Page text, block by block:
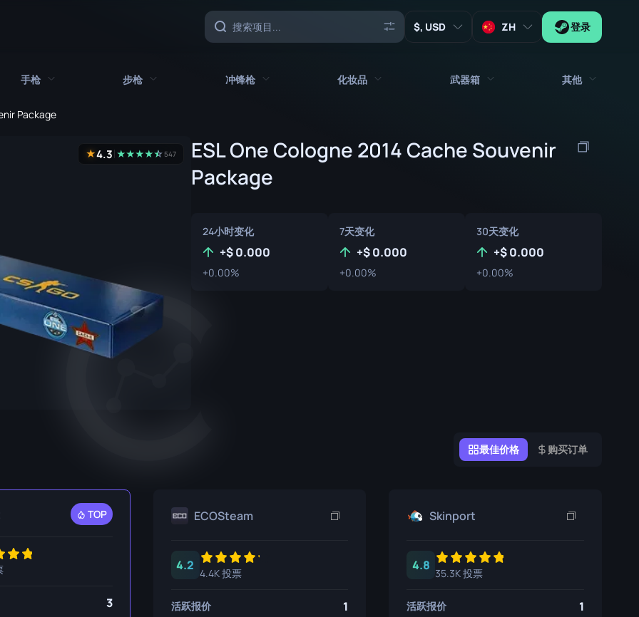
, USD ZH 登录
手枪
CZ75 自动
Glock-18
P2000
P250
R8 左轮手枪
步枪
AK-47
加利尔 AR
M4A1-S
冲锋枪
MAC-10
MP5-SD
MP9
化妆品
贴纸
音乐包
补丁
武器箱
箱子
补丁胶囊
贴纸胶囊
其他
钥匙
Zeus x27
Package
★4.3 ★★★★★
☆547
ESL One Cologne 2014 Cache Souvenir
Package
24小时变化
+ 0.000
+0.00%
7天变化
+ 0.000
+0.00%
30天变化
+ 0.000
+0.00%
最佳价格 购买订单
TOP
3
ECOSteam
4.2
4.4K 投票
活跃报价 1
Skinport
4.8
35.3K 投票
活跃报价 1